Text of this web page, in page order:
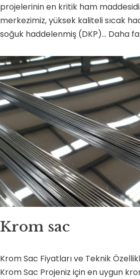
projelerinin en kritik ham
merkezimiz, yüksek kaliteli sıcak
soğuk haddelenmiş (DKP)… Daha
Krom sac
Krom Sac Fiyatları ve Teknik
Krom Sac Projeniz için en uygun